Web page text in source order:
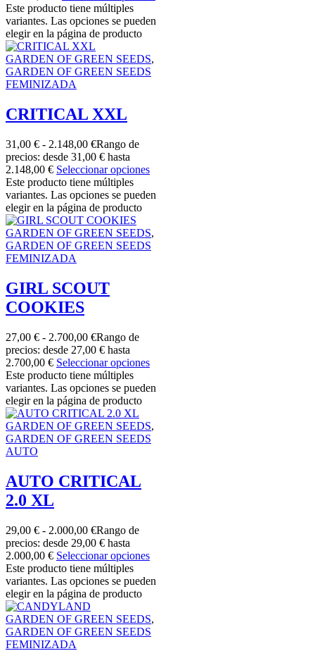
Este producto tiene múltiples
variantes. Las opciones se pueden
elegir en la página de producto
GARDEN OF GREEN SEEDS,
GARDEN OF GREEN SEEDS
FEMINIZADA
CRITICAL XXL
31,00 € - 2.148,00 €Rango de
precios: desde 31,00 € hasta
2.148,00 € Seleccionar opciones
Este producto tiene múltiples
variantes. Las opciones se pueden
elegir en la página de producto
GARDEN OF GREEN SEEDS,
GARDEN OF GREEN SEEDS
FEMINIZADA
GIRL SCOUT
COOKIES
27,00 € - 2.700,00 €Rango de
precios: desde 27,00 € hasta
2.700,00 € Seleccionar opciones
Este producto tiene múltiples
variantes. Las opciones se pueden
elegir en la página de producto
GARDEN OF GREEN SEEDS,
GARDEN OF GREEN SEEDS
AUTO
AUTO CRITICAL
2.0 XL
29,00 € - 2.000,00 €Rango de
precios: desde 29,00 € hasta
2.000,00 € Seleccionar opciones
Este producto tiene múltiples
variantes. Las opciones se pueden
elegir en la página de producto
GARDEN OF GREEN SEEDS,
GARDEN OF GREEN SEEDS
FEMINIZADA